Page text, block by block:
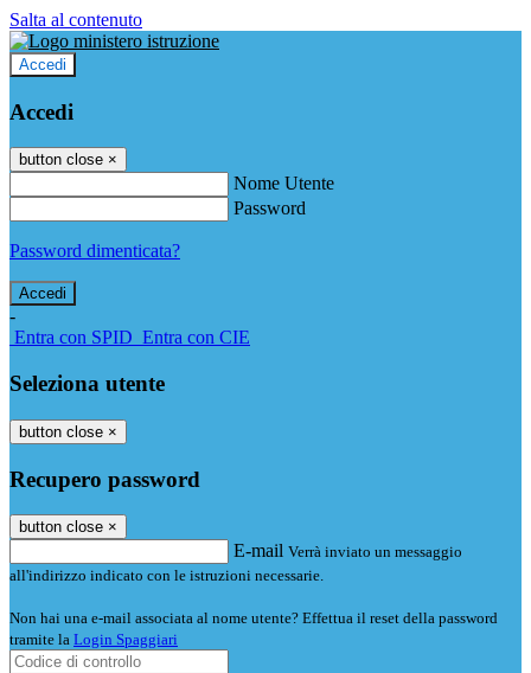
Salta al contenuto
Accedi
Accedi
button close ×
Nome Utente
Password
Password dimenticata?
-
Entra con SPID Entra con CIE
Seleziona utente
button close ×
Recupero password
button close ×
E-mail Verrà inviato un messaggio
all'indirizzo indicato con le istruzioni necessarie.
Non hai una e-mail associata al nome utente? Effettua il reset della password
tramite la Login Spaggiari